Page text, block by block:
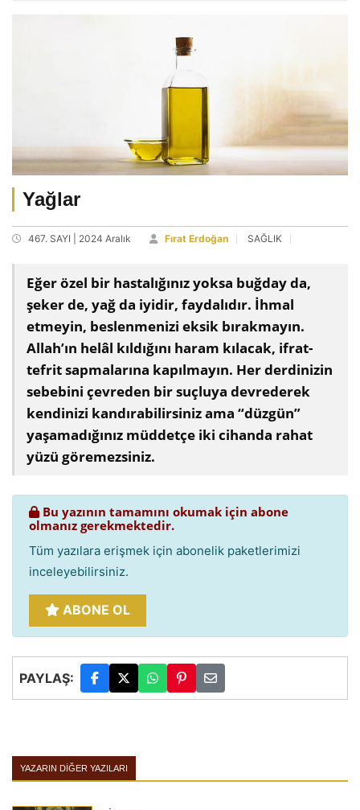
Yağlar
467. SAYI | 2024 Aralık Fırat Erdoğan SAĞLIK
Eğer özel bir hastalığınız yoksa buğday da,
şeker de, yağ da iyidir, faydalıdır. İhmal
etmeyin, beslenmenizi eksik bırakmayın.
Allah’ın helâl kıldığını haram kılacak, ifrat-
tefrit sapmalarına kapılmayın. Her derdinizin
sebebini çevreden bir suçluya devrederek
kendinizi kandırabilirsiniz ama “düzgün”
yaşamadığınız müddetçe iki cihanda rahat
yüzü göremezsiniz.
Bu yazının tamamını okumak için abone
olmanız gerekmektedir.
Tüm yazılara erişmek için abonelik paketlerimizi
inceleyebilirsiniz.
ABONE OL
PAYLAŞ:
YAZARIN DIĞER YAZILARI